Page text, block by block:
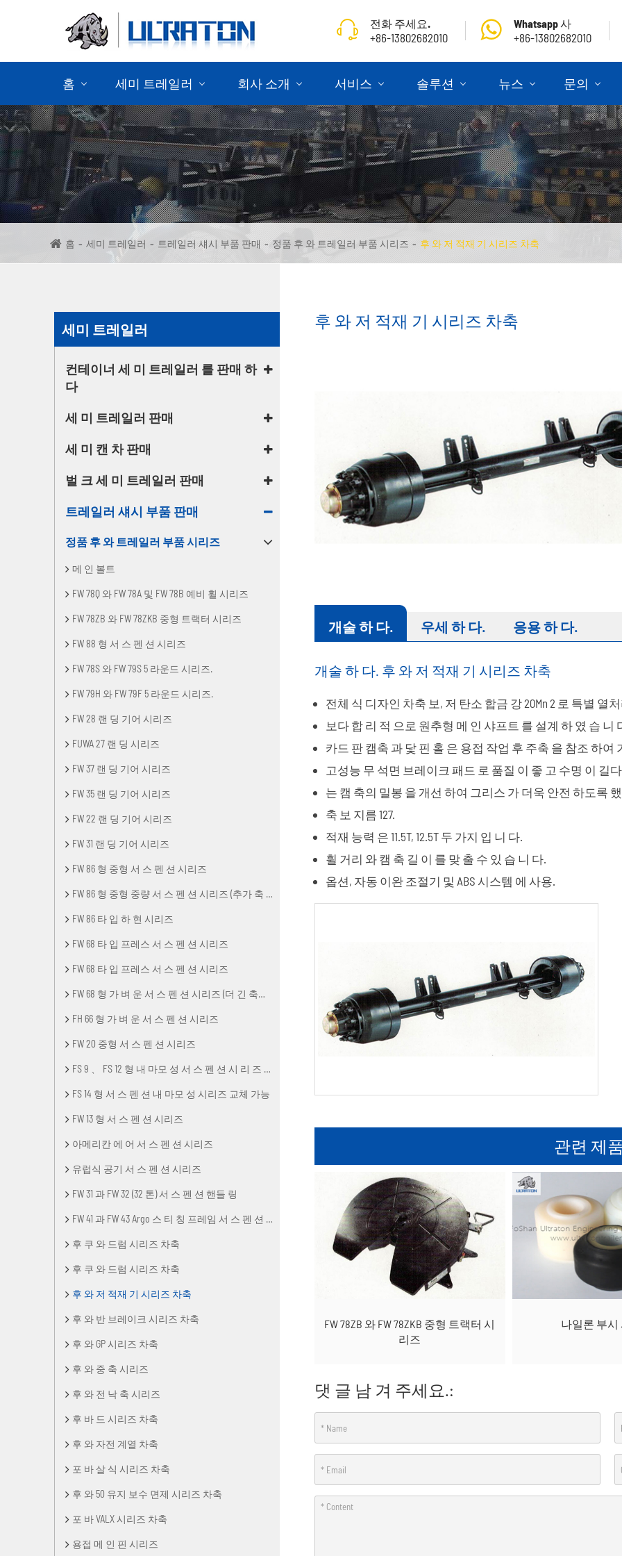
전화 주세요.
+86-13802682010
Whatsapp 사
+86-13802682010
홈 세미 트레일러
컨테이너 세 미 트레일러 를 판매 하
다
세 미 트레일러 판매
세 미 캔 차 판매
벌 크 세 미 트레일러 판매
반 단 덤프트럭
40 미터³ 세 미 캔 트레일
울타리 세 미 트레일러
정품 후 와 트레일러 부품 시리즈 울 트 라 톤 트레일러 Patrs
회사 소개 서비스 솔루션 뉴스 문의
홈 세미 트레일러 트레일러 섀시 부품 판매 정품 후 와 트레일러 부품 시리즈 후 와 저 적재 기 시리즈 차축
세미 트레일러
컨테이너 세 미 트레일러 를 판매 하
다
세 미 트레일러 판매
세 미 캔 차 판매
벌 크 세 미 트레일러 판매
트레일러 섀시 부품 판매
정품 후 와 트레일러 부품 시리즈
메 인 볼트
FW 78Q 와 FW 78A 및 FW 78B 예비 휠 시리즈
FW 78ZB 와 FW 78ZKB 중형 트랙터 시리즈
FW 88 형 서 스 펜 션 시리즈
FW 78S 와 FW 79S 5 라운드 시리즈.
FW 79H 와 FW 79F 5 라운드 시리즈.
FW 28 랜 딩 기어 시리즈
FUWA 27 랜 딩 시리즈
FW 37 랜 딩 기어 시리즈
FW 35 랜 딩 기어 시리즈
FW 22 랜 딩 기어 시리즈
FW 31 랜 딩 기어 시리즈
FW 86 형 중형 서 스 펜 션 시리즈
FW 86 형 중형 중량 서 스 펜 션 시리즈 (추가 축 거리)
FW 86 타 입 하 현 시리즈
FW 68 타 입 프레스 서 스 펜 션 시리즈
FW 68 타 입 프레스 서 스 펜 션 시리즈
FW 68 형 가 벼 운 서 스 펜 션 시리즈 (더 긴 축거 리)
FH 66 형 가 벼 운 서 스 펜 션 시리즈
FW 20 중형 서 스 펜 션 시리즈
FS 9 、 FS 12 형 내 마모 성 서 스 펜 션 시 리 즈 를 교체 할 수 있 습 니 다.
FS 14 형 서 스 펜 션 내 마모 성 시리즈 교체 가능
FW 13 형 서 스 펜 션 시리즈
아메리칸 에 어 서 스 펜 션 시리즈
유럽식 공기 서 스 펜 션 시리즈
FW 31 과 FW 32 (32 톤) 서 스 펜 션 핸들 링
FW 41 과 FW 43 Argo 스 티 칭 프레임 서 스 펜 션 시리즈
후 쿠 와 드럼 시리즈 차축
후 쿠 와 드럼 시리즈 차축
후 와 저 적재 기 시리즈 차축
후 와 반 브레이크 시리즈 차축
후 와 GP 시리즈 차축
후 와 중 축 시리즈
후 와 전 낙 축 시리즈
후 바 드 시리즈 차축
후 와 자전 계열 차축
포 바 살 식 시리즈 차축
후 와 50 유지 보수 면제 시리즈 차축
포 바 VALX 시리즈 차축
용접 메 인 핀 시리즈
후 와 저 적재 기 시리즈 차축
개술 하 다. 우세 하 다. 응용 하 다.
개술 하 다. 후 와 저 적재 기 시리즈 차축
전체 식 디자인 차축 보, 저 탄소 합금 강 20Mn 2 로 특별 열
보다 합 리 적 으로 원추형 메 인 샤프트 를 설계 하 였 습 니
카드 판 캠축 과 닻 핀 홀 은 용접 작업 후 주축 을 참조 하여
고성능 무 석면 브레이크 패드 로 품질 이 좋 고 수명 이 길
는 캠 축의 밀봉 을 개선 하여 그리스 가 더욱 안전 하도록
축 보 지름 127.
적재 능력 은 11.5T, 12.5T 두 가지 입 니 다.
휠 거리 와 캠 축 길 이 를 맞 출 수 있 습 니 다.
옵션, 자동 이완 조절기 및 ABS 시스템 에 사용.
관련 제
FW 78ZB 와 FW 78ZKB 중형 트랙터 시
리즈
나일론 부시
댓 글 남 겨 주세요.: